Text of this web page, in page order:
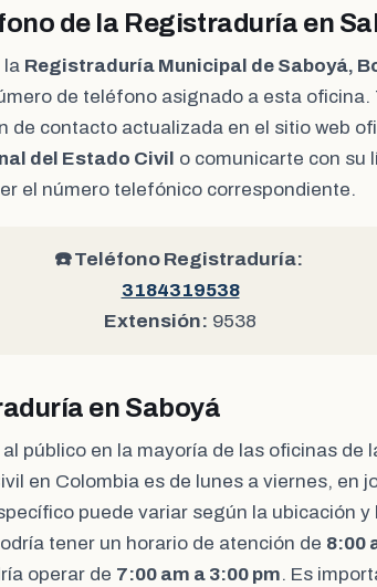
de la Registraduría en
la Registraduría Municipal de Saboyá,
de teléfono asignado a esta
de contacto actualizada en el sitio web
del Estado Civil o comunicarte con su
el número telefónico correspondiente.
☎️ Teléfono Registraduría:
3184319538
Extensión: 9538
en Saboyá
público en la mayoría de las oficinas de
en Colombia es de lunes a viernes, en
puede variar según la ubicación y
tener un horario de atención de 8:00
operar de 7:00 am a 3:00 pm. Es